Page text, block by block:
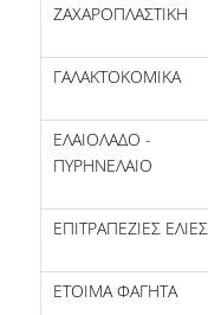
ΖΑΧΑΡΟΠΛΑΣΤΙΚΗ
ΓΑΛΑΚΤΟΚΟΜΙΚΑ
ΕΛΑΙΟΛΑΔΟ -
ΠΥΡΗΝΕΛΑΙΟ
ΕΠΙΤΡΑΠΕΖΙΕΣ ΕΛΙΕΣ
ΕΤΟΙΜΑ ΦΑΓΗΤΑ